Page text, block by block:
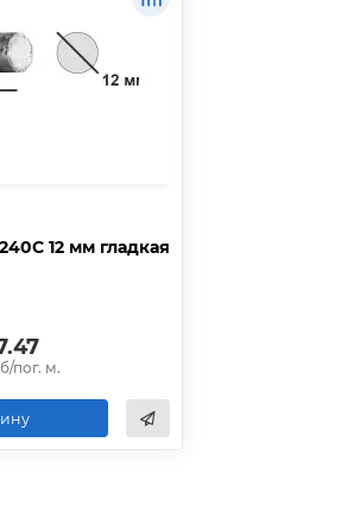
12 мм гладкая
пог. м.